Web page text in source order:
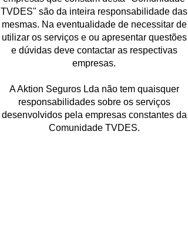
TVDES" são da inteira responsabilidade das
mesmas. Na eventualidade de necessitar de
utilizar os serviços e ou apresentar questões
e dúvidas deve contactar as respectivas
empresas.
A Aktion Seguros Lda não tem quaisquer
responsabilidades sobre os serviços
desenvolvidos pela empresas constantes da
Comunidade TVDES.